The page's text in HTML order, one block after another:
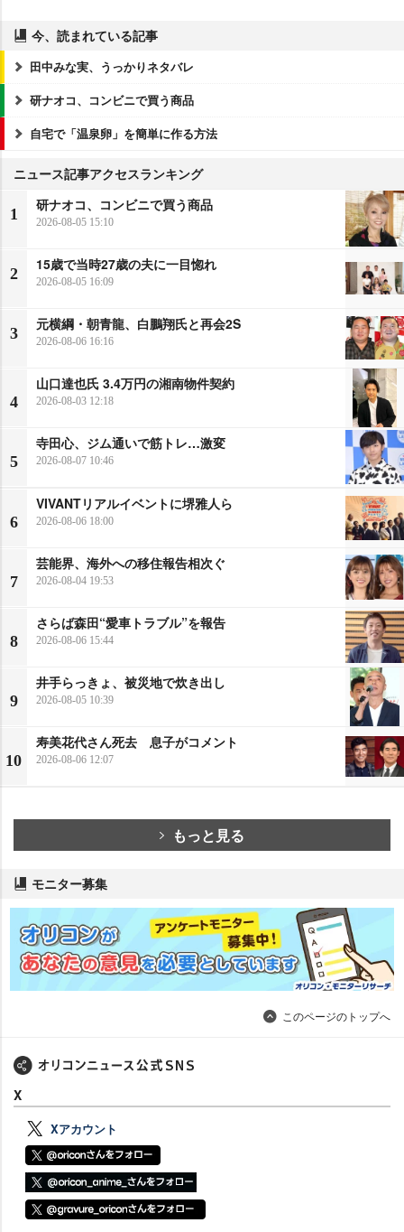
今、読まれている記事
田中みな実、うっかりネタバレ
研ナオコ、コンビニで買う商品
自宅で「温泉卵」を簡単に作る方法
ニュース記事アクセスランキング
1
研ナオコ、コンビニで買う商品
2026-08-05 15:10
2
15歳で当時27歳の夫に一目惚れ
2026-08-05 16:09
3
元横綱・朝青龍、白鵬翔氏と再会2S
2026-08-06 16:16
4
山口達也氏 3.4万円の湘南物件契約
2026-08-03 12:18
5
寺田心、ジム通いで筋トレ…激変
2026-08-07 10:46
6
VIVANTリアルイベントに堺雅人ら
2026-08-06 18:00
7
芸能界、海外への移住報告相次ぐ
2026-08-04 19:53
8
さらば森田“愛車トラブル”を報告
2026-08-06 15:44
9
井手らっきょ、被災地で炊き出し
2026-08-05 10:39
10
寿美花代さん死去 息子がコメント
2026-08-06 12:07
もっと見る
モニター募集
このページのトップへ
X
Xアカウント